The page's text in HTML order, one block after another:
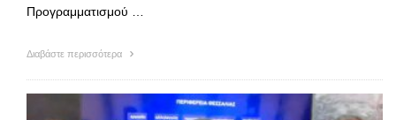
Προγραμματισμού …
Διαβάστε περισσότερα